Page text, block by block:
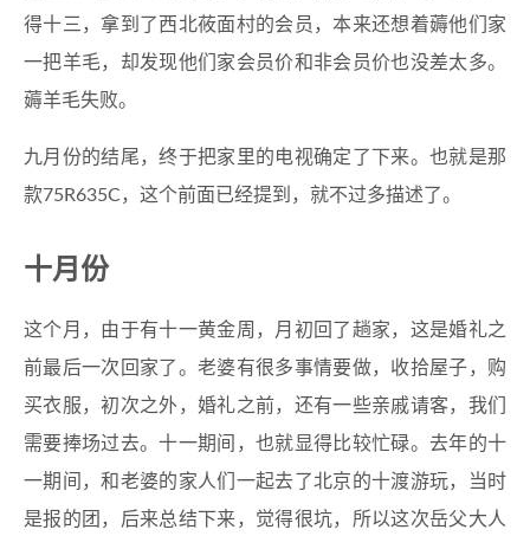
得十三，拿到了西北莜面村的会员，本来还想着薅他们家
一把羊毛，却发现他们家会员价和非会员价也没差太多。
薅羊毛失败。
九月份的结尾，终于把家里的电视确定了下来。也就是那
款75R635C，这个前面已经提到，就不过多描述了。
十月份
这个月，由于有十一黄金周，月初回了趟家，这是婚礼之
前最后一次回家了。老婆有很多事情要做，收拾屋子，购
买衣服，初次之外，婚礼之前，还有一些亲戚请客，我们
需要捧场过去。十一期间，也就显得比较忙碌。去年的十
一期间，和老婆的家人们一起去了北京的十渡游玩，当时
是报的团，后来总结下来，觉得很坑，所以这次岳父大人